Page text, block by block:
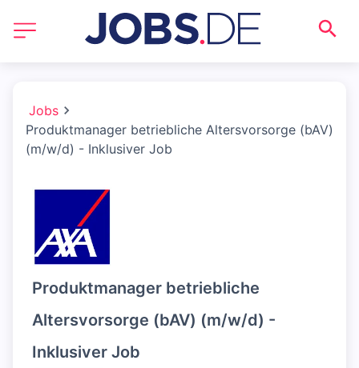
Jobs
Produktmanager betriebliche Altersvorsorge (bAV)
(m/w/d) - Inklusiver Job
Produktmanager betriebliche
Altersvorsorge (bAV) (m/w/d) -
Inklusiver Job